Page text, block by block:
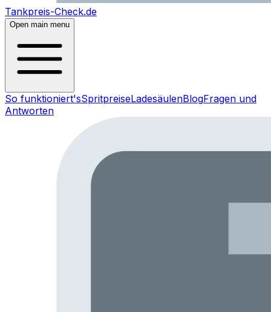
Tankpreis-Check.de
Open main menu
So funktioniert'sSpritpreiseLadesäulenBlogFragen und
Antworten